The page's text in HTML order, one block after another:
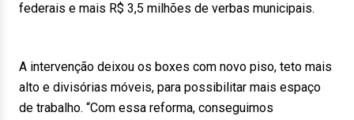
federais e mais R$ 3,5 milhões de verbas municipais.
A intervenção deixou os boxes com novo piso, teto mais
alto e divisórias móveis, para possibilitar mais espaço
de trabalho. “Com essa reforma, conseguimos